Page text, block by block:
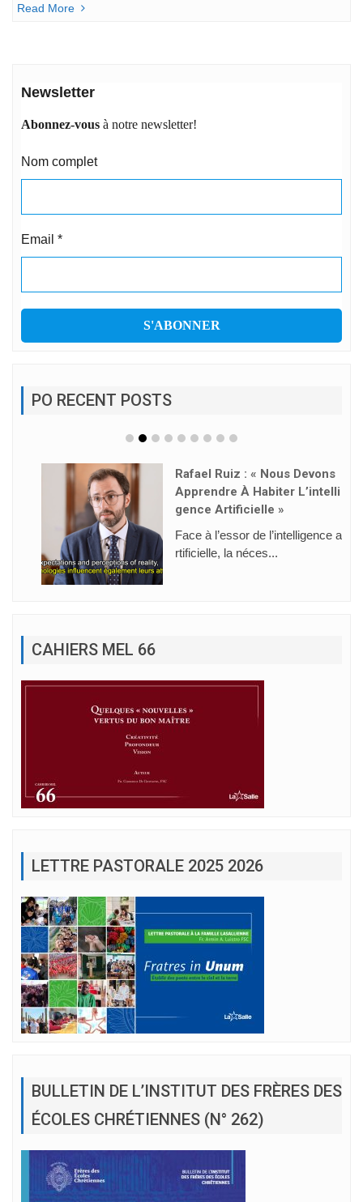
Read More
Newsletter
Abonnez-vous à notre newsletter!
Nom complet
Email *
PO RECENT POSTS
Rafael Ruiz : « Nous Devons
Apprendre À Habiter L’intelli
Gence Artificielle »
Face à l’essor de l’intelligence a
rtificielle, la néces...
CAHIERS MEL 66
LETTRE PASTORALE 2025 2026
BULLETIN DE L’INSTITUT DES FRÈRES DES
ÉCOLES CHRÉTIENNES (N° 262)